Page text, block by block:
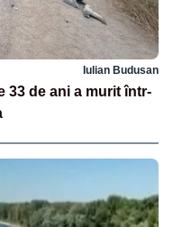
Iulian Budusan
33 de ani a murit într-